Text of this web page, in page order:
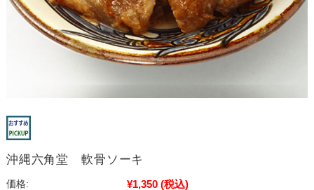
沖縄六角堂 軟骨ソーキ
価格: ¥1,350 (税込)